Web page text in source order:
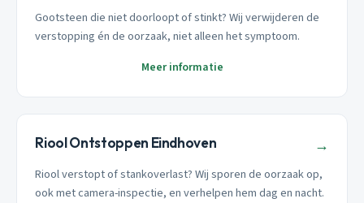
Gootsteen die niet doorloopt of stinkt? Wij verwijderen de
verstopping én de oorzaak, niet alleen het symptoom.
Meer informatie
Riool Ontstoppen Eindhoven →
Riool verstopt of stankoverlast? Wij sporen de oorzaak op,
ook met camera-inspectie, en verhelpen hem dag en nacht.